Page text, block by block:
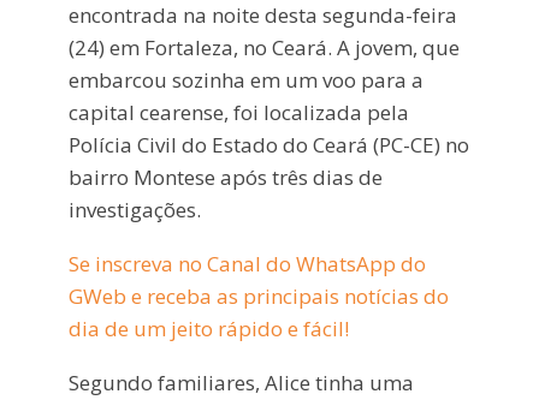
encontrada na noite desta segunda-feira
(24) em Fortaleza, no Ceará. A jovem, que
embarcou sozinha em um voo para a
capital cearense, foi localizada pela
Polícia Civil do Estado do Ceará (PC-CE) no
bairro Montese após três dias de
investigações.
Se inscreva no Canal do WhatsApp do
GWeb e receba as principais notícias do
dia de um jeito rápido e fácil!
Segundo familiares, Alice tinha uma